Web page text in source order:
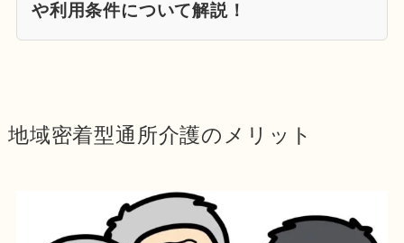
や利用条件について解説！
地域密着型通所介護のメリット